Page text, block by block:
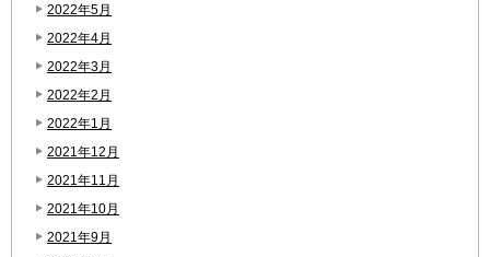
2022年5月
2022年4月
2022年3月
2022年2月
2022年1月
2021年12月
2021年11月
2021年10月
2021年9月